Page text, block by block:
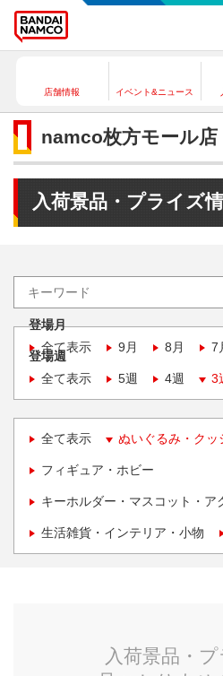
店舗情報 イベント&ニュース
namco枚方モール店
入荷景品・プライズ
登場月
全て表示
9月 8月 7
登場週
全て表示
5週 4週 3
全て表示 ぬいぐるみ・クッ
フィギュア・ホビー
キーホルダー・マスコット・ア
生活雑貨・インテリア・小物